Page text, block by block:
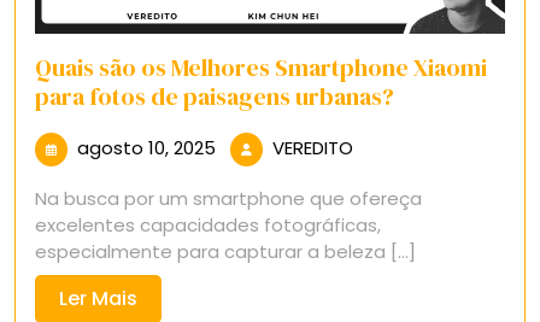
Quais são os Melhores Smartphone Xiaomi
para fotos de paisagens urbanas?
agosto 10, 2025 agosto
2025
VEREDITO
Na busca por um smartphone que ofereça
excelentes capacidades fotográficas,
especialmente para capturar a beleza [...]
Ler Mais